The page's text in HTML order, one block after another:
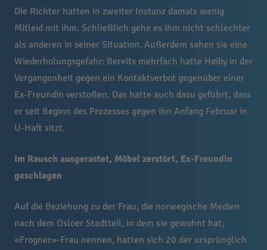
Die Richter hatten in zweiter Instanz damals wenig
Mitleid mit ihm. Schließlich gehe es ihm nicht schlechter
als anderen in seiner Situation. Außerdem sahen sie eine
Wiederholungsgefahr: Bereits mehrfach hatte Høiby in der
Vergangenheit gegen ein Kontaktverbot gegenüber einer
Ex-Freundin verstoßen. Das hatte auch dazu geführt, dass
er seit Beginn des Prozesses gegen ihn Anfang Februar in
U-Haft sitzt.
Im Rausch ausgerastet, Möbel zerstört, Ex-Freundin
geschlagen
Auf die Beziehung zu der Frau, die norwegische Medien
nach dem Osloer Stadtteil, in dem sie gewohnt hat,
«Frogner»-Frau nennen, hatten sich 20 der ursprünglich